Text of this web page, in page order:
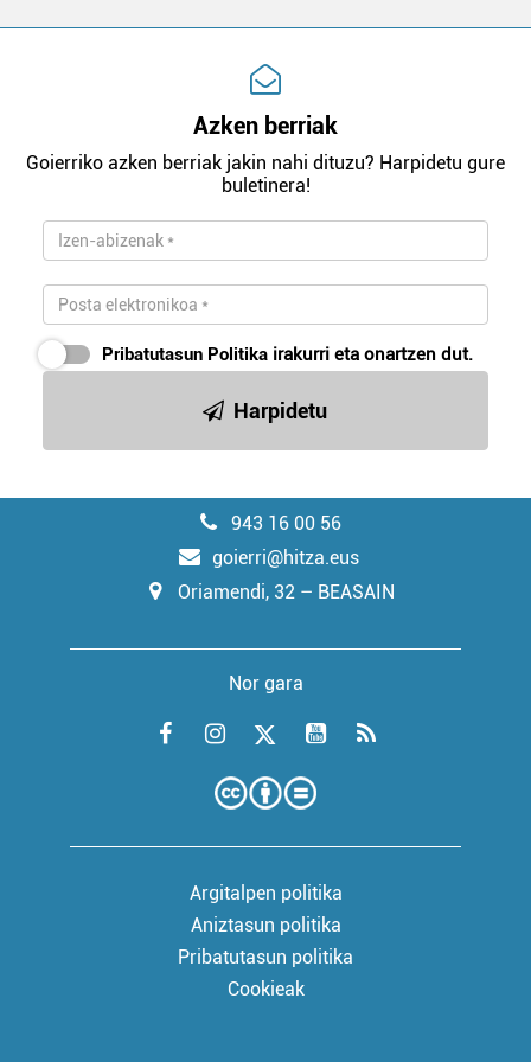
Azken berriak
Goierriko azken berriak jakin nahi dituzu? Harpidetu gure
buletinera!
Pribatutasun Politika irakurri eta onartzen dut.
Harpidetu
943 16 00 56
goierri@hitza.eus
Oriamendi, 32 – BEASAIN
Nor gara
Argitalpen politika
Aniztasun politika
Pribatutasun politika
Cookieak